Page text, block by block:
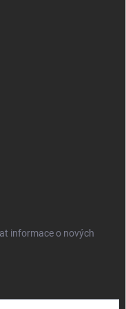
informace o nových